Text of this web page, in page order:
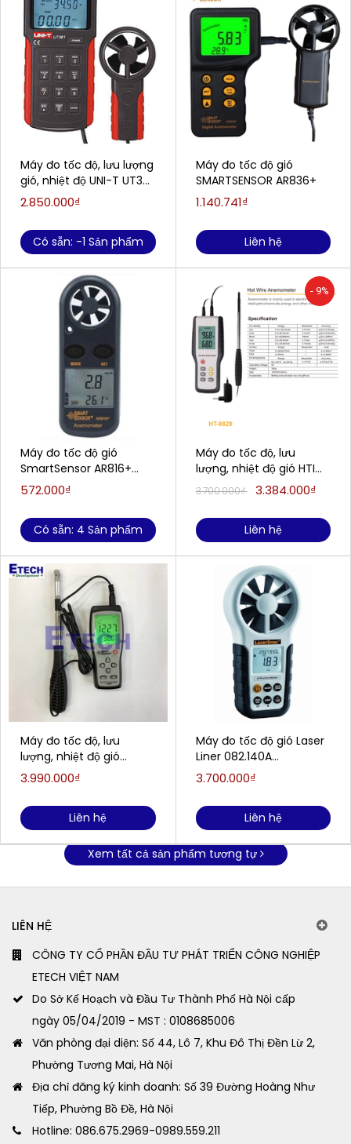
Máy đo tốc độ, lưu lượng
gió, nhiệt độ UNI-T UT361
(2m/s~30m/s,0°C~40°C
2.850.000₫
Có sẵn: -1 Sản phẩm
Máy đo tốc độ gió
SmartSensor AR816+
(0.3~30m/s, (0~45℃))
572.000₫
Có sẵn: 4 Sản phẩm
Máy đo tốc độ, lưu
lượng, nhiệt độ gió
SmartSensor AR866A
3.990.000₫
Liên hệ
Máy đo tốc độ gió
SMARTSENSOR AR836+
1.140.741₫
Liên hệ
- 9%
Máy đo tốc độ, lưu
lượng, nhiệt độ gió HTI
HT-9829
3.700.000₫ 3.384.000₫
Liên hệ
Máy đo tốc độ gió Laser
Liner 082.140A
(0.8~30m/s; 2,0 %)
3.700.000₫
Liên hệ
Xem tất cả sản phẩm tương tự
LIÊN HỆ
CÔNG TY CỔ PHẦN ĐẦU TƯ PHÁT TRIỂN CÔNG NGHIỆP
ETECH VIỆT NAM
Do Sở Kế Hoạch và Đầu Tư Thành Phố Hà Nội cấp
ngày 05/04/2019 - MST : 0108685006
Văn phòng đại diện: Số 44, Lô 7, Khu Đô Thị Đền Lừ 2,
Phường Tương Mai, Hà Nội
Địa chỉ đăng ký kinh doanh: Số 39 Đường Hoàng Như
Tiếp, Phường Bồ Đề, Hà Nội
Hotline: 086.675.2969-0989.559.211